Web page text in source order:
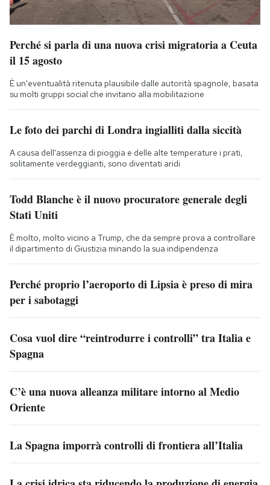
Perché si parla di una nuova crisi migratoria a Ceuta
il 15 agosto
È un'eventualità ritenuta plausibile dalle autorità spagnole, basata
su molti gruppi social che invitano alla mobilitazione
Le foto dei parchi di Londra ingialliti dalla siccità
A causa dell'assenza di pioggia e delle alte temperature i prati,
solitamente verdeggianti, sono diventati aridi
Todd Blanche è il nuovo procuratore generale degli
Stati Uniti
È molto, molto vicino a Trump, che da sempre prova a controllare
il dipartimento di Giustizia minando la sua indipendenza
Perché proprio l’aeroporto di Lipsia è preso di mira
per i sabotaggi
Cosa vuol dire “reintrodurre i controlli” tra Italia e
Spagna
C’è una nuova alleanza militare intorno al Medio
Oriente
La Spagna imporrà controlli di frontiera all’Italia